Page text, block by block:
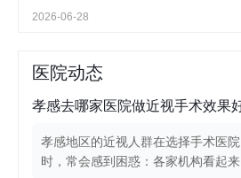
2026-06-28
医院动态
孝感地区的近视人群在选择手术医院
时，常会感到困惑：各家机构看起来